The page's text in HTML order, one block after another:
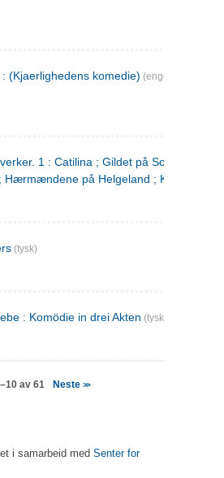
(Kjaerlighedens komedie) (engelsk)
1 : Catilina ; Gildet på Solhaug ; Fru
Hærmændene på Helgeland ;
(tysk)
: Komödie in drei Akten (tysk)
av 61 Neste>>
i samarbeid med Senter for